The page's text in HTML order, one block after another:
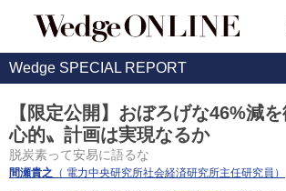
Wedge SPECIAL REPORT
【限定公開】おぼろげな46%減
心的〟計画は実現なるか
脱炭素って安易に語るな
間瀬貴之 （ 電力中央研究所社会経済研究所主任研究員）